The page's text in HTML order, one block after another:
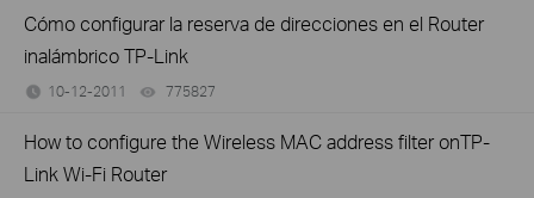
Cómo configurar la reserva de direcciones en el Router
inalámbrico TP-Link
10-12-2011 775827
How to configure the Wireless MAC address filter onTP-
Link Wi-Fi Router